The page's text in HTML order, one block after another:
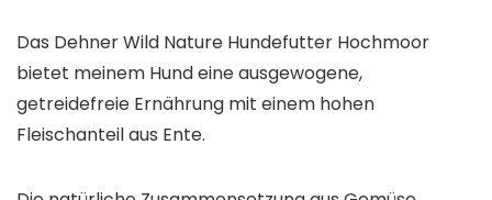
Das Dehner Wild Nature Hundefutter Hochmoor
bietet meinem Hund eine ausgewogene,
getreidefreie Ernährung mit einem hohen
Fleischanteil aus Ente.